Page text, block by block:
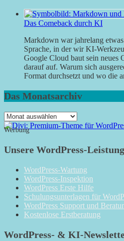
Das Comeback durch KI
Markdown war jahrelang
Sprache, in der wir KI-
Google Cloud baut sein neues
darauf auf. Warum sich
Format durchsetzt und wo die
Das Monatsarchiv
Das
Monatsarchiv
Werbung
Unsere WordPress-
WordPress-Wartung
WordPress-Inspektion
WordPress Erste Hilfe
Schulungsunterlagen für
WordPress Support und
Kostenlose Erstberatung
WordPress- & KI-